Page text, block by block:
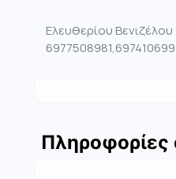
Ελευθερίου Βενιζέλου
Πληροφορίες